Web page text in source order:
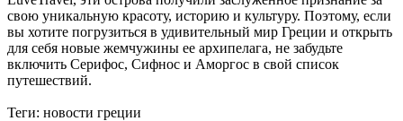
свою уникальную красоту, историю и культуру. Поэтому, если
вы хотите погрузиться в удивительный мир Греции и открыть
для себя новые жемчужины ее архипелага, не забудьте
включить Серифос, Сифнос и Аморгос в свой список
путешествий.
Теги: новости греции